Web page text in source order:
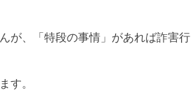
が、「特段の事情」があれば詐害行
す。